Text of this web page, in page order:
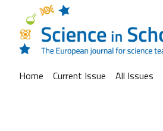
Home Current Issue All Issues